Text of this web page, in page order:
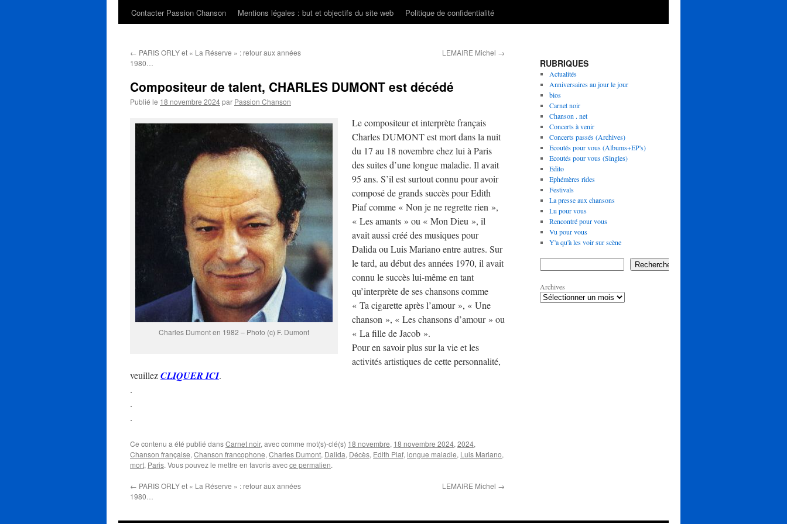
Contacter Passion Chanson
Mentions légales : but et objectifs du site web Politique de confidentialité
← PARIS ORLY et « La Réserve » : retour aux années
1980…
LEMAIRE Michel →
Compositeur de talent, CHARLES DUMONT est décédé
Publié le 18 novembre 2024par Passion Chanson
Charles Dumont en 1982 – Photo (c) F. Dumont
Le compositeur et interprète français
Charles DUMONT est mort dans la nuit
du 17 au 18 novembre chez lui à Paris
des suites d’une longue maladie. Il avait
95 ans. S’il est surtout connu pour avoir
composé de grands succès pour Edith
Piaf comme « Non je ne regrette rien »,
« Les amants » ou « Mon Dieu », il
avait aussi créé des musiques pour
Dalida ou Luis Mariano entre autres. Sur
le tard, au début des années 1970, il avait
connu le succès lui-même en tant
qu’interprète de ses chansons comme
« Ta cigarette après l’amour », « Une
chanson », « Les chansons d’amour » ou
« La fille de Jacob ».
Pour en savoir plus sur la vie et les
activités artistiques de cette personnalité,
veuillezCLIQUER ICI.
.
.
.
Ce contenu a été publié dansCarnet noir, avec comme mot(s)-clé(s) 18 novembre, 18 novembre 2024, 2024,
Chanson française, Chanson francophone, Charles Dumont, Dalida, Décès, Edith Piaf, longue maladie, Luis Mariano,
mort, Paris. Vous pouvez le mettre en favoris avecce permalien.
← PARIS ORLY et « La Réserve » : retour aux années
1980…
LEMAIRE Michel →
RUBRIQUES
Actualités
Anniversaires au jour le jour
bios
Carnet noir
Chanson . net
Concerts à venir
Concerts passés (Archives)
Ecoutés pour vous (Albums+EP's)
Ecoutés pour vous (Singles)
Edito
Ephémères rides
Festivals
La presse aux chansons
Lu pour vous
Rencontré pour vous
Vu pour vous
Y'a qu'à les voir sur scène
Rechercher
Archives